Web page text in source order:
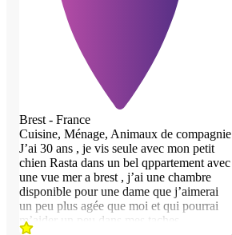
Brest - France
Cuisine, Ménage, Animaux de compagnie
J’ai 30 ans , je vis seule avec mon petit
chien Rasta dans un bel qppartement avec
une vue mer a brest , j’ai une chambre
disponible pour une dame que j’aimerai
un peu plus agée que moi et qui pourrai
m’aider un peu dans mes taches